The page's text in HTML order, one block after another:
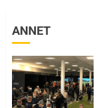
ANNET